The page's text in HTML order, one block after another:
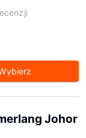
Johor